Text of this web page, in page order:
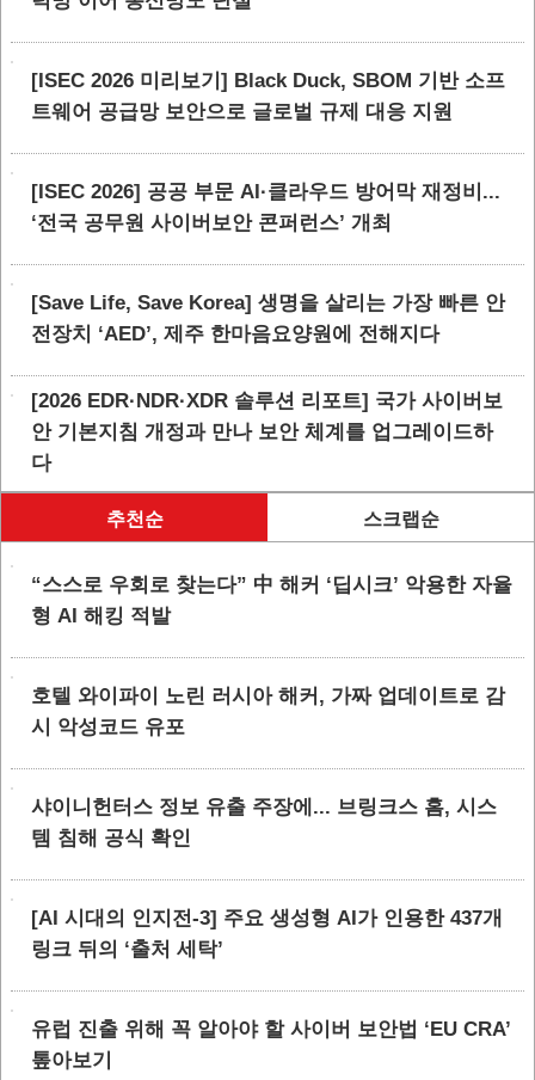
[ISEC 2026 미리보기] Black Duck, SBOM 기반 소프
트웨어 공급망 보안으로 글로벌 규제 대응 지원
[ISEC 2026] 공공 부문 AI·클라우드 방어막 재정비...
‘전국 공무원 사이버보안 콘퍼런스’ 개최
[Save Life, Save Korea] 생명을 살리는 가장 빠른 안
전장치 ‘AED’, 제주 한마음요양원에 전해지다
[2026 EDR·NDR·XDR 솔루션 리포트] 국가 사이버보
안 기본지침 개정과 만나 보안 체계를 업그레이드하
다
추천순 스크랩순
“스스로 우회로 찾는다” 中 해커 ‘딥시크’ 악용한 자율
형 AI 해킹 적발
호텔 와이파이 노린 러시아 해커, 가짜 업데이트로 감
시 악성코드 유포
샤이니헌터스 정보 유출 주장에... 브링크스 홈, 시스
템 침해 공식 확인
[AI 시대의 인지전-3] 주요 생성형 AI가 인용한 437개
링크 뒤의 ‘출처 세탁’
유럽 진출 위해 꼭 알아야 할 사이버 보안법 ‘EU CRA’
톺아보기